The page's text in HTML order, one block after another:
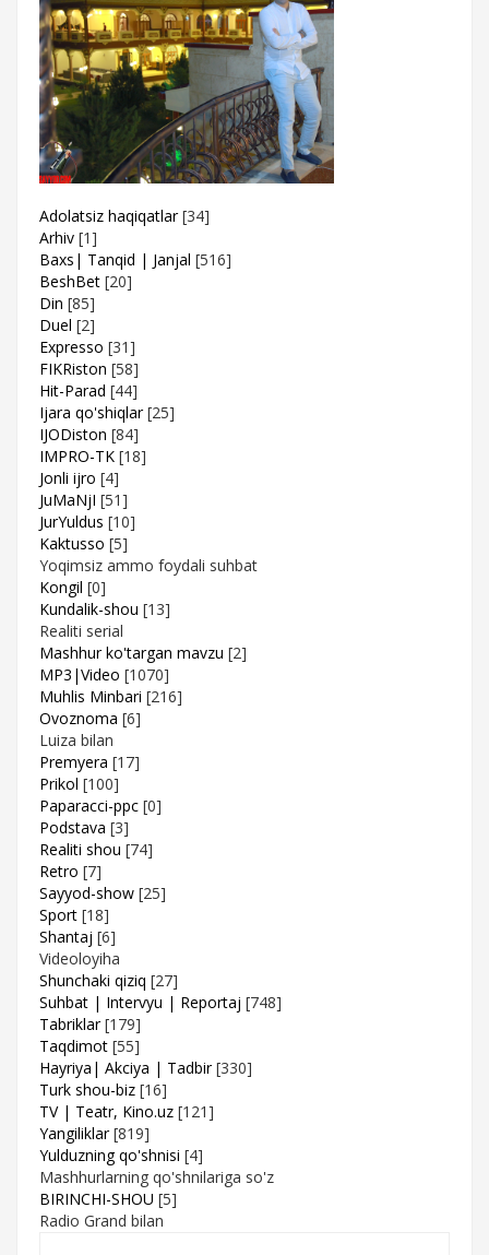
Adolatsiz haqiqatlar [34]
Arhiv [1]
Baxs| Tanqid | Janjal [516]
BeshBet [20]
Din [85]
Duel [2]
Expresso [31]
FIKRiston [58]
Hit-Parad [44]
Ijara qo'shiqlar [25]
IJODiston [84]
IMPRO-TK [18]
Jonli ijro [4]
JuMaNjI [51]
JurYuldus [10]
Kaktusso [5]
Yoqimsiz ammo foydali suhbat
Kongil [0]
Kundalik-shou [13]
Realiti serial
Mashhur ko'targan mavzu [2]
MP3|Video [1070]
Muhlis Minbari [216]
Ovoznoma [6]
Luiza bilan
Premyera [17]
Prikol [100]
Paparacci-ppc [0]
Podstava [3]
Realiti shou [74]
Retro [7]
Sayyod-show [25]
Sport [18]
Shantaj [6]
Videoloyiha
Shunchaki qiziq [27]
Suhbat | Intervyu | Reportaj [748]
Tabriklar [179]
Taqdimot [55]
Hayriya| Akciya | Tadbir [330]
Turk shou-biz [16]
TV | Teatr, Kino.uz [121]
Yangiliklar [819]
Yulduzning qo'shnisi [4]
Mashhurlarning qo'shnilariga so'z
BIRINCHI-SHOU [5]
Radio Grand bilan